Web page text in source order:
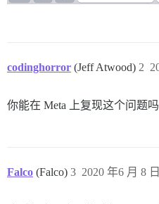
codinghorror (Jeff Atwood) 2
你能在 Meta 上复现这个问题吗
Falco (Falco) 2020 年6 月 8
3